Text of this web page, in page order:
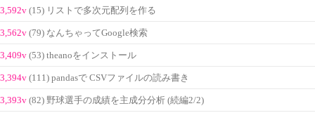
3,592v (15) リストで多次元配列を作る
3,562v (79) なんちゃってGoogle検索
3,409v (53) theanoをインストール
3,394v (111) pandasで CSVファイルの読み書き
3,393v (82) 野球選手の成績を主成分分析 (続編2/2)